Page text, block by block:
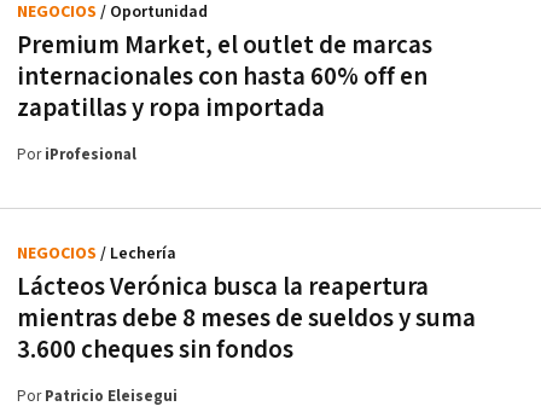
Premium Market, el outlet de marcas
internacionales con hasta 60% off en
zapatillas y ropa importada
NEGOCIOS / Oportunidad
PoriProfesional
Lácteos Verónica busca la reapertura
mientras debe 8 meses de sueldos y suma
3.600 cheques sin fondos
NEGOCIOS / Lechería
PorPatricio Eleisegui